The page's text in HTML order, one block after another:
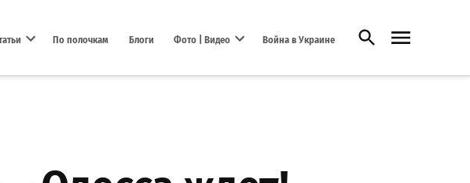
По полочкам Блоги Фото | Видео Война в Украине Открыть поиск